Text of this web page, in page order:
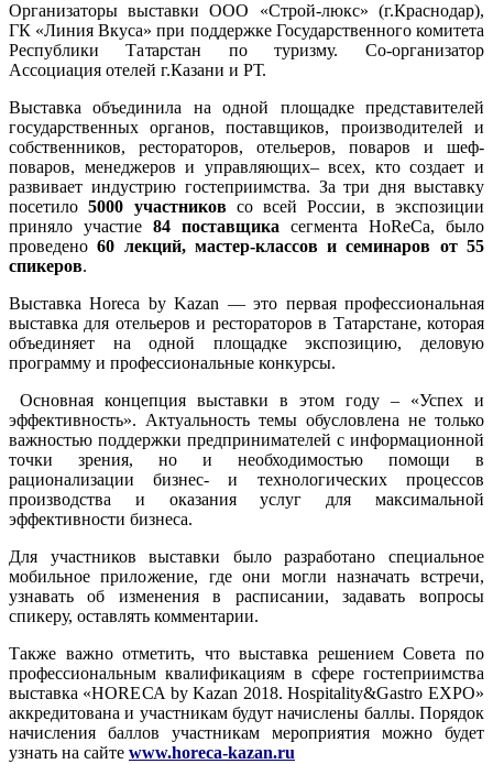
Организаторы выставки ООО «Строй-люкс» (г.Краснодар),
ГК «Линия Вкуса» при поддержке Государственного комитета
Республики Татарстан по туризму. Со-организатор
Ассоциация отелей г.Казани и РТ.
Выставка объединила на одной площадке представителей
государственных органов, поставщиков, производителей и
собственников, рестораторов, отельеров, поваров и шеф-
поваров, менеджеров и управляющих– всех, кто создает и
развивает индустрию гостеприимства. За три дня выставку
посетило5000 участниковсо всей России, в экспозиции
приняло участие 84 поставщика сегмента HoReCa, было
проведено60 лекций, мастер-классов и семинаров от 55
спикеров.
Выставка Horeca by Kazan — это первая профессиональная
выставка для отельеров и рестораторов в Татарстане, которая
объединяет на одной площадке экспозицию, деловую
программу и профессиональные конкурсы.
Основная концепция выставки в этом году – «Успех и
эффективность». Актуальность темы обусловлена не только
важностью поддержки предпринимателей с информационной
точки зрения, но и необходимостью помощи в
рационализации бизнес- и технологических процессов
производства и оказания услуг для максимальной
эффективности бизнеса.
Для участников выставки было разработано специальное
мобильное приложение, где они могли назначать встречи,
узнавать об изменения в расписании, задавать вопросы
спикеру, оставлять комментарии.
Также важно отметить, что выставка решением Совета по
профессиональным квалификациям в сфере гостеприимства
выставка «HORECA by Kazan 2018. Hospitality&Gastro EXPO»
аккредитована и участникам будут начислены баллы. Порядок
начисления баллов участникам мероприятия можно будет
узнать на сайте www.horeca-kazan.ru